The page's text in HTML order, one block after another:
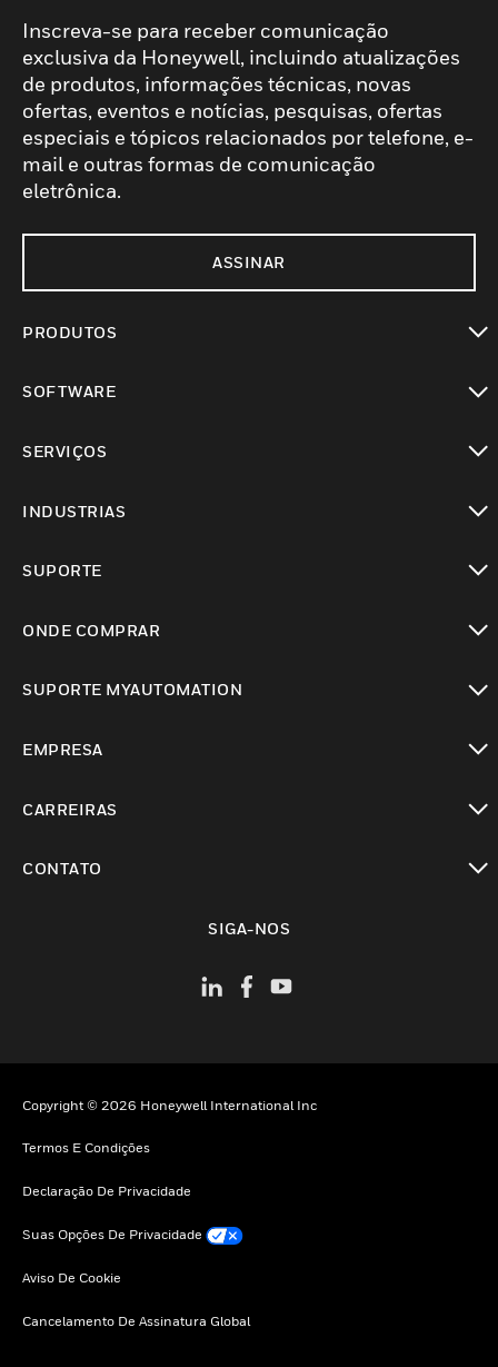
Inscreva-se para receber comunicação
exclusiva da Honeywell, incluindo atualizações
de produtos, informações técnicas, novas
ofertas, eventos e notícias, pesquisas, ofertas
especiais e tópicos relacionados por telefone, e-
mail e outras formas de comunicação
eletrônica.
ASSINAR
PRODUTOS
SOFTWARE
SERVIÇOS
INDUSTRIAS
SUPORTE
ONDE COMPRAR
SUPORTE MYAUTOMATION
EMPRESA
CARREIRAS
CONTATO
SIGA-NOS
Copyright © 2026 Honeywell International Inc
Termos E Condições
Declaração De Privacidade
Suas Opções De Privacidade
Aviso De Cookie
Cancelamento De Assinatura Global